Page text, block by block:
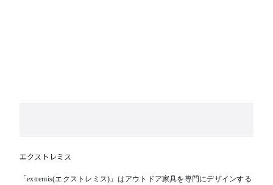
エクストレミス
「extremis(エクストレミス)」はアウトドア家具を専門にデザインする